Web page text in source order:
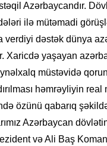
Azərbaycandır.
ilə mütəmadi
dəstək dünya
Xaricdə yaşayan
müstəvidə
həmrəyliyin
özünü qabarıq
Azərbaycan
və Ali Baş